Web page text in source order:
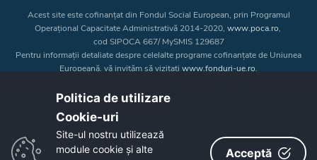
Acest site este cofinanțat din Fondul Social European, prin Programul
Operațional Capacitate Administrativă 2014-2020, www.poca.ro,
cod SIPOCA 667/ MySMIS 129687
Pentru informații detaliate despre celelalte programe cofinanțate de Uniunea
Europeană, vă invităm să vizitați www.fonduri-ue.ro.
a Uniunii Europene. Întreaga responsabilitate asupra
Copyright © 2026 - Consiliul Judeţean Bistrița-Năsăud
Politica de utilizare
Cookie-uri‎
Site-ul nostru utilizează
module cookie și alte
Acceptă